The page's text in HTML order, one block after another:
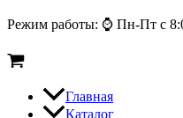
Режим работы: ⌚ Пн-Пт с
Главная
Каталог